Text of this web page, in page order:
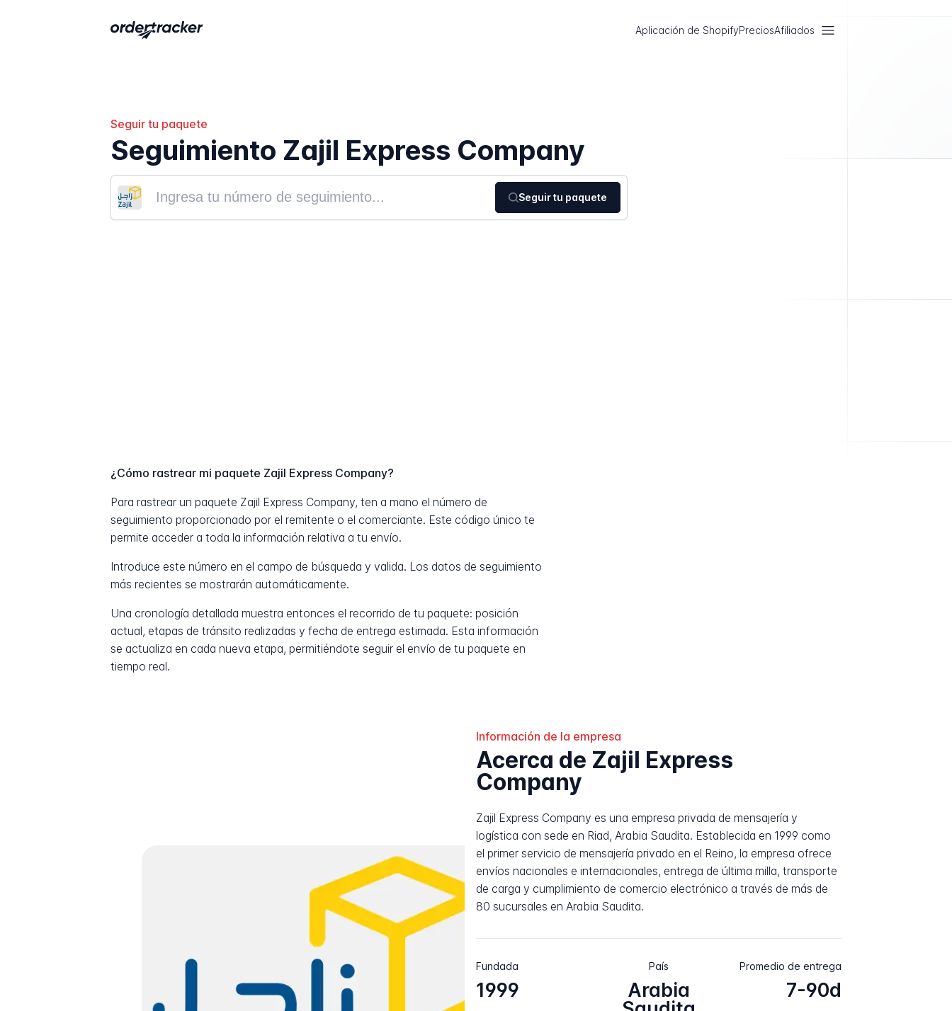
Aplicación de ShopifyPreciosAfiliados
Seguir tu paquete
Seguimiento Zajil Express Company
Seguir tu paquete
¿Cómo rastrear mi paquete Zajil Express Company?
Para rastrear un paquete Zajil Express Company, ten a mano el número de
seguimiento proporcionado por el remitente o el comerciante. Este código único te
permite acceder a toda la información relativa a tu envío.
Introduce este número en el campo de búsqueda y valida. Los datos de seguimiento
más recientes se mostrarán automáticamente.
Una cronología detallada muestra entonces el recorrido de tu paquete: posición
actual, etapas de tránsito realizadas y fecha de entrega estimada. Esta información
se actualiza en cada nueva etapa, permitiéndote seguir el envío de tu paquete en
tiempo real.
Información de la empresa
Acerca de Zajil Express
Company
Zajil Express Company es una empresa privada de mensajería y
logística con sede en Riad, Arabia Saudita. Establecida en 1999 como
el primer servicio de mensajería privado en el Reino, la empresa ofrece
envíos nacionales e internacionales, entrega de última milla, transporte
de carga y cumplimiento de comercio electrónico a través de más de
80 sucursales en Arabia Saudita.
Fundada
1999
País
Arabia
Promedio de entrega
7-90d